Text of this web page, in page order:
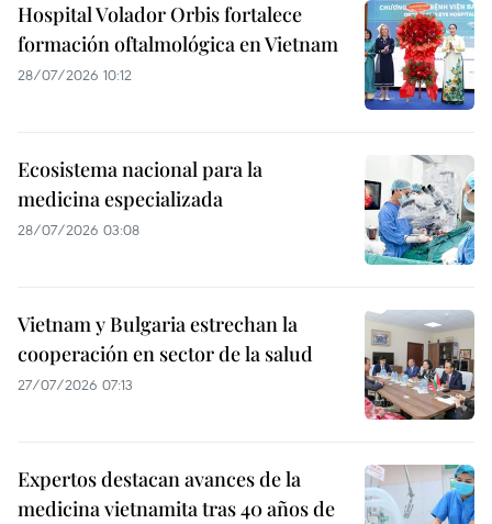
Hospital Volador Orbis fortalece
formación oftalmológica en Vietnam
28/07/2026 10:12
Ecosistema nacional para la
medicina especializada
28/07/2026 03:08
Vietnam y Bulgaria estrechan la
cooperación en sector de la salud
27/07/2026 07:13
Expertos destacan avances de la
medicina vietnamita tras 40 años de